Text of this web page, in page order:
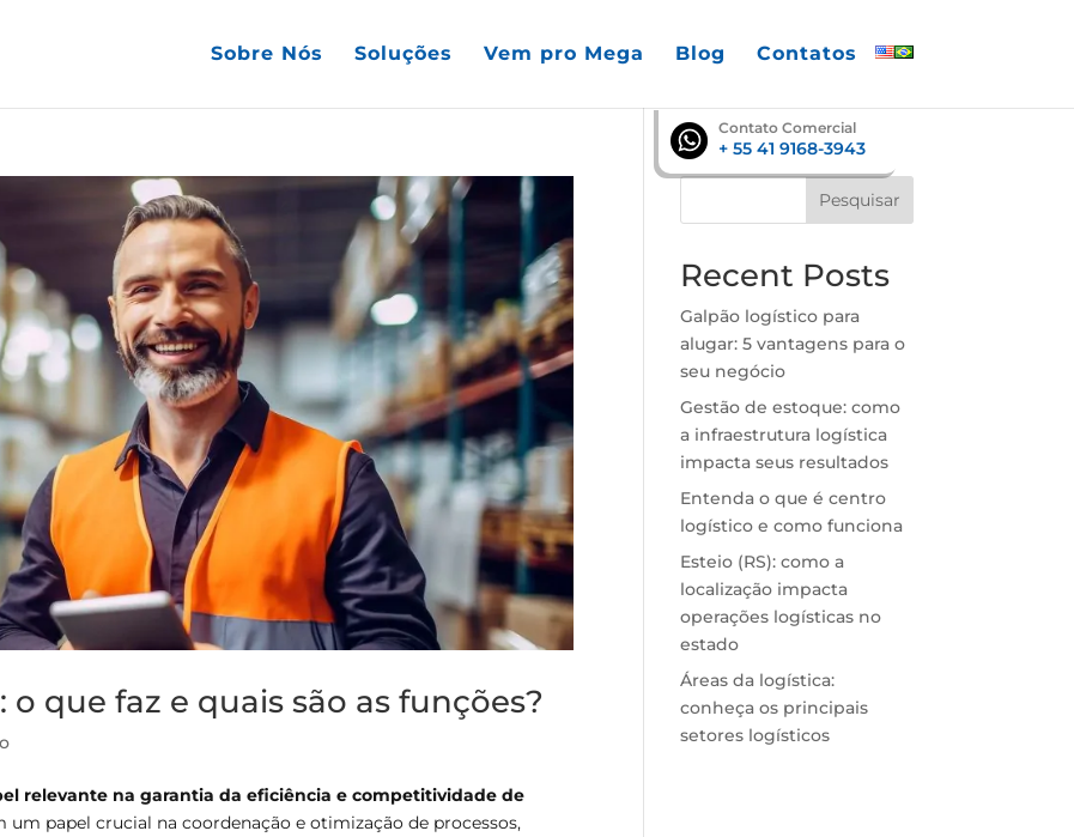
Sobre Nós Soluções Vem pro Mega Blog Contatos English
Português
Contato Comercial
+ 55 41 9168-3943
que faz e quais são as funções?
relevante na garantia da eficiência e competitividade de
um papel crucial na coordenação e otimização de processos,
Pesquisar
Recent Posts
Galpão logístico para
alugar: 5 vantagens para o
seu negócio
Gestão de estoque: como
a infraestrutura logística
impacta seus resultados
Entenda o que é centro
logístico e como funciona
Esteio (RS): como a
localização impacta
operações logísticas no
estado
Áreas da logística:
conheça os principais
setores logísticos